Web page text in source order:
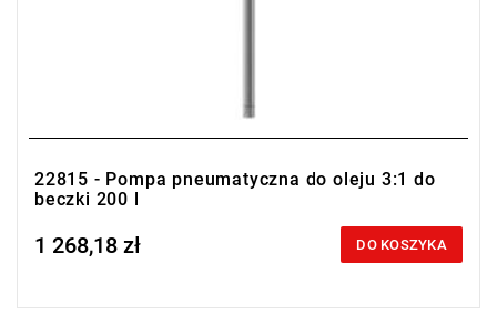
22815 - Pompa pneumatyczna do oleju 3:1 do
beczki 200 l
Price tax included
1 268,18 zł DO KOSZYKA